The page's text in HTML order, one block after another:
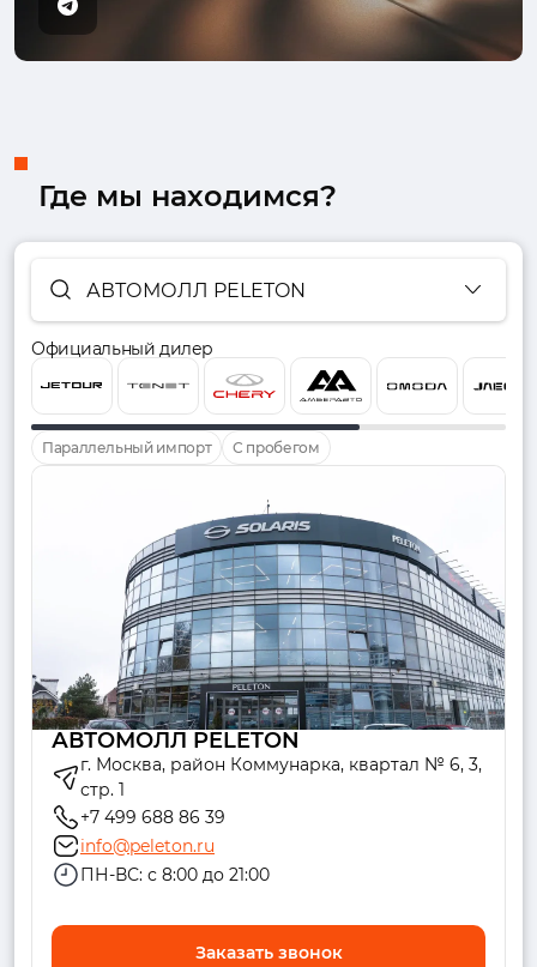
Где мы находимся?
АВТОМОЛЛ PELETON
Официальный дилер
Параллельный импорт С пробегом
АВТОМОЛЛ PELETON
г. Москва, район Коммунарка, квартал № 6, 3,
стр. 1
+7 499 688 86 39
info@peleton.ru
ПН-ВС: с 8:00 до 21:00
Заказать звонок